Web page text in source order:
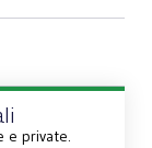
e private.